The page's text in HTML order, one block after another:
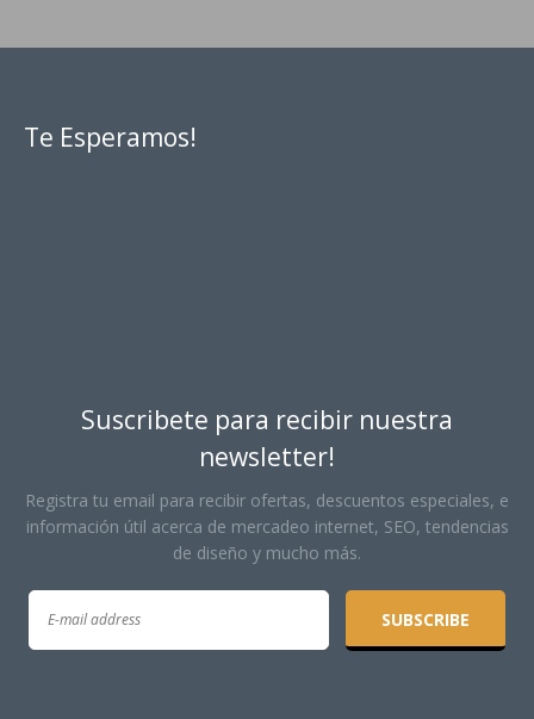
Te Esperamos!
Suscribete para recibir nuestra
newsletter!
Registra tu email para recibir ofertas, descuentos especiales, e
información útil acerca de mercadeo internet, SEO, tendencias
de diseño y mucho más.